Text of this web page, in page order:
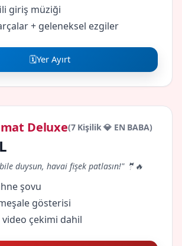
giriş müziği
+ geleneksel ezgiler
🗓️Yer Ayırt
Deluxe(7 Kişilik 💎 EN BABA)
duysun, havai fişek patlasın!" 🤵🔥
şovu
gösterisi
çekimi dahil